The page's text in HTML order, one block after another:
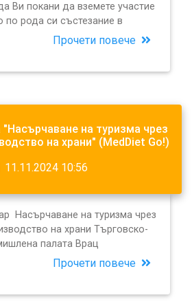
Ви покани да вземете участие
по рода си състезание в
Прочети повече
на туризма чрез
на храни" (MedDiet Go!)
11.11.2024 10:56
Насърчаване на туризма чрез
на храни Търговско-
палата Врац
Прочети повече